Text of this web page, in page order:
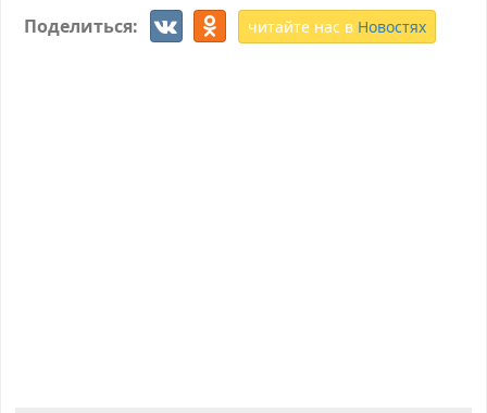
Поделиться: читайте нас в Новостях